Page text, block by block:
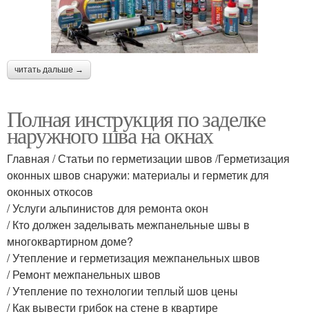
читать дальше →
Полная инструкция по заделке
наружного шва на окнах
Главная / Статьи по герметизации швов /Герметизация
оконных швов снаружи: материалы и герметик для
оконных откосов
/ Услуги альпинистов для ремонта окон
/ Кто должен заделывать межпанельные швы в
многоквартирном доме?
/ Утепление и герметизация межпанельных швов
/ Ремонт межпанельных швов
/ Утепление по технологии теплый шов цены
/ Как вывести грибок на стене в квартире